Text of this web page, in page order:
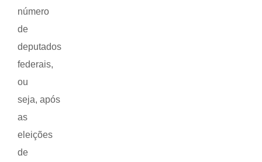
número
de
deputados
federais,
ou
seja, após
as
eleições
de